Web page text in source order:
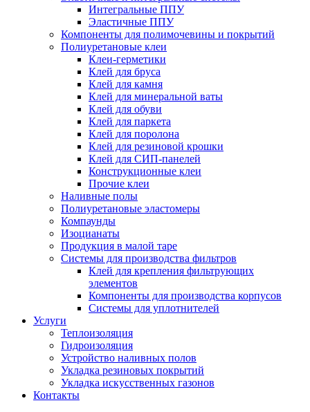
Интегральные ППУ
Эластичные ППУ
Компоненты для полимочевины и покрытий
Полиуретановые клеи
Клеи-герметики
Клей для бруса
Клей для камня
Клей для минеральной ваты
Клей для обуви
Клей для паркета
Клей для поролона
Клей для резиновой крошки
Клей для СИП-панелей
Конструкционные клеи
Прочие клеи
Наливные полы
Полиуретановые эластомеры
Компаунды
Изоцианаты
Продукция в малой таре
Системы для производства фильтров
Клей для крепления фильтрующих
элементов
Компоненты для производства корпусов
Системы для уплотнителей
Услуги
Теплоизоляция
Гидроизоляция
Устройство наливных полов
Укладка резиновых покрытий
Укладка искусственных газонов
Контакты